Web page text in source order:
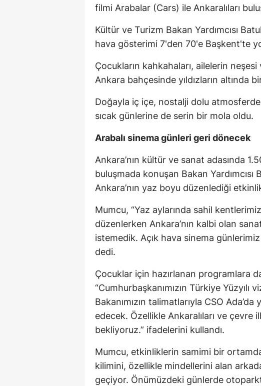
filmi Arabalar (Cars) ile Ankaralıları
Kültür ve Turizm Bakan Yardımcısı
hava gösterimi 7'den 70'e Başkent'te
Çocukların kahkahaları, ailelerin
Ankara bahçesinde yıldızların altında
Doğayla iç içe, nostalji dolu
sıcak günlerine de serin bir mola oldu.
Arabalı sinema günleri geri dönecek
Ankara’nın kültür ve sanat adasında
buluşmada konuşan Bakan
Ankara’nın yaz boyu düzenlediği
Mumcu, “Yaz aylarında sahil
düzenlerken Ankara’nın kalbi olan
istemedik. Açık hava sinema
dedi.
Çocuklar için hazırlanan programlara
“Cumhurbaşkanımızın Türkiye Yüzyılı
Bakanımızın talimatlarıyla CSO
edecek. Özellikle Ankaralıları ve çevre
bekliyoruz.” ifadelerini kullandı.
Mumcu, etkinliklerin samimi bir
kilimini, özellikle mindellerini alan
geçiyor. Önümüzdeki günlerde